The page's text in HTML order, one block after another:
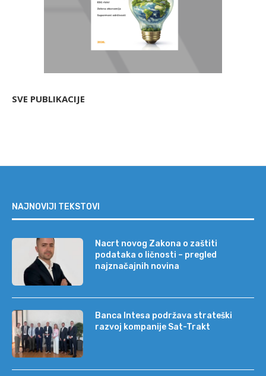
SVE PUBLIKACIJE
NAJNOVIJI TEKSTOVI
Nacrt novog Zakona o zaštiti
podataka o ličnosti – pregled
najznačajnih novina
Banca Intesa podržava strateški
razvoj kompanije Sat-Trakt